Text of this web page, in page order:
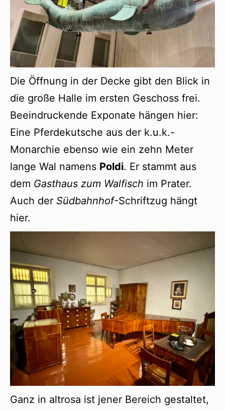
Die Öffnung in der Decke gibt den Blick in
die große Halle im ersten Geschoss frei.
Beeindruckende Exponate hängen hier:
Eine Pferdekutsche aus der k.u.k.-
Monarchie ebenso wie ein zehn Meter
lange Wal namens Poldi. Er stammt aus
dem Gasthaus zum Walfisch im Prater.
Auch der Südbahnhof-Schriftzug hängt
hier.
Ganz in altrosa ist jener Bereich gestaltet,